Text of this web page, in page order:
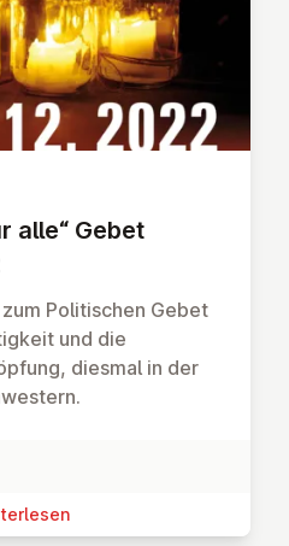
alle“ Gebet
Politischen Gebet
und die
diesmal in der